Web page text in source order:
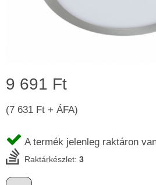
9 691 Ft
(7 631 Ft + ÁFA)
A termék jelenleg raktáron
Raktárkészlet: 3